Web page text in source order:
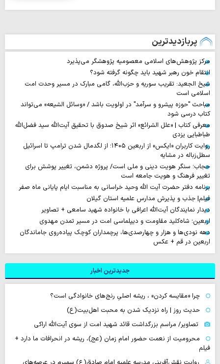
پربازدیدترین
مرکز پژوهش‌های اسلامی معصومیه پژوهشگر می‌پذیرد
انتقام خون رهبر شهید باید چگونه گرفته شود؟
شیخ الجعید: تقریب سوریه و حزب‌الله، گامی مبارک در مسیر وحدت امت
اسلامی است
مباحث "حوزه پیشرو و سرآمد" در اولویت باشد / «وسائل الشیعه» می‌تواند
کتاب درسی شود
معرفی کتاب | «علل الشرائع» اثر شیخ صدوق با تحقیق آیت‌الله سید فضل‌الله
طباطبایی یزدی
روایت‌ کاربران «ایکس» از اربعین ۱۴۰۵؛ از لگدمال شدن ترامپ تا اسرائیل
سطل‌زباله‌ در مشایه
حجاب؛ سنگر هویت دینی و ملی است/ پروژه دشمن، تغییر پوشش برای
تغییر فرهنگ و هویت جامعه است
برنامه دفتر حضرت آیت الله وحید خراسانی به مناسبت ایام پایانی ماه صفر
فیلم| جذب و پذیرش مدارس علمیه استان گیلان
دیدار نمایندگان آیت‌الله اعرافی با خانواده شهید سامعی + تصاویر
اربعین؛ شاه‌کلید مقاومت و دیپلماسی امت در مسیر تمدن مهدوی
دهه‌ نودی‌ها و هزار و چهارصدی‌ها، پرچمداران کوچک پیاده‌روی جاماندگان
اربعین در قم + عکس
جدیدترین اخبار
چرا «مقایسه کردن» ، ریشه اصلیِ رنج‌های خانوادگی است؟
حدیث روز | راه نزدیک شدن به محبت اهل‌بیت(ع)
تصاویر/ مراسم بزرگداشت قائد شهید امت از سوی آیت‌الله اراکی
محرومیت از نعمت حضور امام زمان (عج)، ریشه در انحرافات ما دارد +
فیلم